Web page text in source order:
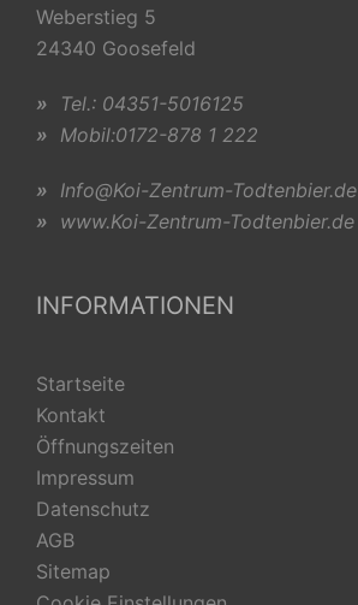
Weberstieg 5
24340 Goosefeld
» Tel.: 04351-5016125
» Mobil:0172-878 1 222
» Info@Koi-Zentrum-Todtenbier.de
» www.Koi-Zentrum-Todtenbier.de
INFORMATIONEN
Startseite
Kontakt
Öffnungszeiten
Impressum
Datenschutz
AGB
Sitemap